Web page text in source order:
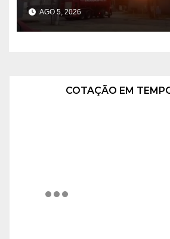
área após incêndio
fábrica
AGO 5, 2026
COTAÇÃO EM